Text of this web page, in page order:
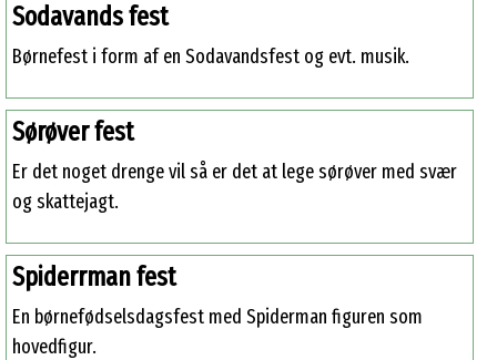
Sodavands fest
Børnefest i form af en Sodavandsfest og evt. musik.
Sørøver fest
Er det noget drenge vil så er det at lege sørøver med svær
og skattejagt.
Spiderrman fest
En børnefødselsdagsfest med Spiderman figuren som
hovedfigur.